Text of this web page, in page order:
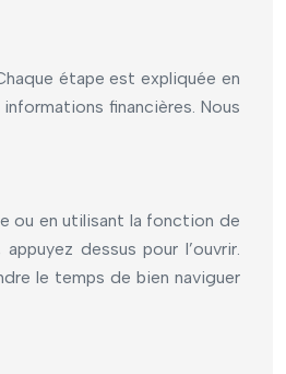
étape est expliquée en
financières. Nous
ou en utilisant la fonction de
dessus pour l’ouvrir.
le temps de bien naviguer